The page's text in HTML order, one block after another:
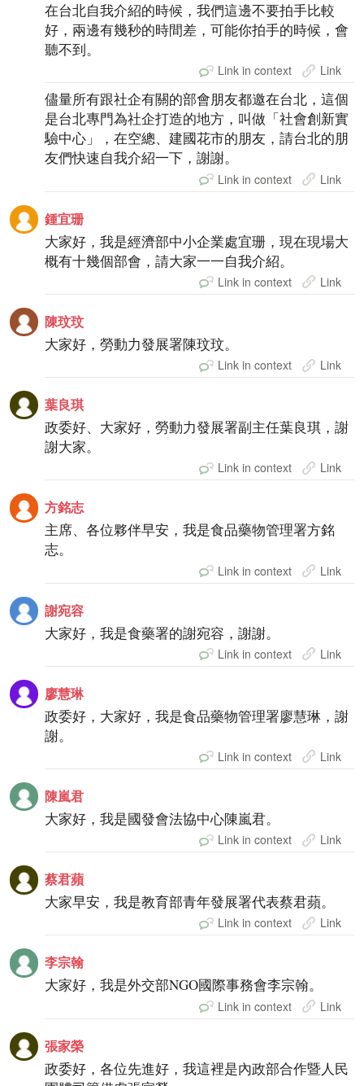
在台北自我介紹的時候，我們這邊不要拍手比較
好，兩邊有幾秒的時間差，可能你拍手的時候，會
聽不到。
Link in context Link
儘量所有跟社企有關的部會朋友都邀在台北，這個
是台北專門為社企打造的地方，叫做「社會創新實
驗中心」，在空總、建國花市的朋友，請台北的朋
友們快速自我介紹一下，謝謝。
Link in context Link
鍾宜珊
大家好，我是經濟部中小企業處宜珊，現在現場大
概有十幾個部會，請大家一一自我介紹。
Link in context Link
陳玟玟
大家好，勞動力發展署陳玟玟。
Link in context Link
葉良琪
政委好、大家好，勞動力發展署副主任葉良琪，謝
謝大家。
Link in context Link
方銘志
主席、各位夥伴早安，我是食品藥物管理署方銘
志。
Link in context Link
謝宛容
大家好，我是食藥署的謝宛容，謝謝。
Link in context Link
廖慧琳
政委好，大家好，我是食品藥物管理署廖慧琳，謝
謝。
Link in context Link
陳嵐君
大家好，我是國發會法協中心陳嵐君。
Link in context Link
蔡君蘋
大家早安，我是教育部青年發展署代表蔡君蘋。
Link in context Link
李宗翰
大家好，我是外交部NGO國際事務會李宗翰。
Link in context Link
張家榮
政委好，各位先進好，我這裡是內政部合作暨人民